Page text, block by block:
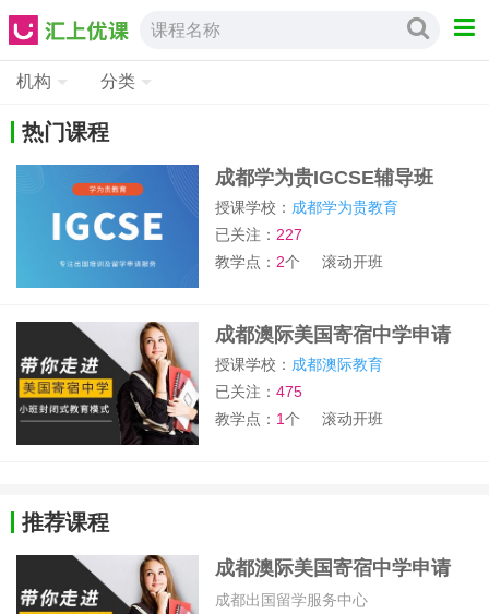
课程名称
机构 分类
热门课程
成都学为贵IGCSE辅导班
授课学校： 成都学为贵教育
已关注： 227
教学点： 2个 滚动开班
成都澳际美国寄宿中学申请
授课学校： 成都澳际教育
已关注：475
教学点： 1个 滚动开班
推荐课程
成都澳际美国寄宿中学申请
成都出国留学服务中心